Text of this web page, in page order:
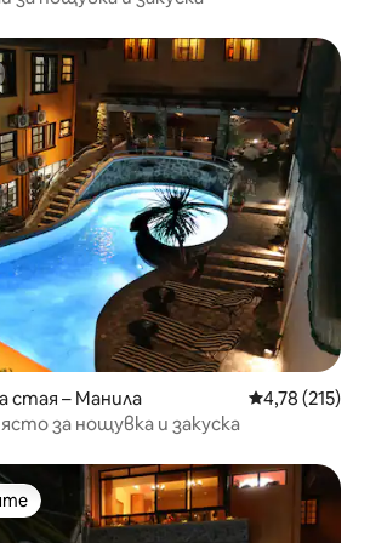
стая – Манила Средна
4,78 (215)
за нощувка и закуска